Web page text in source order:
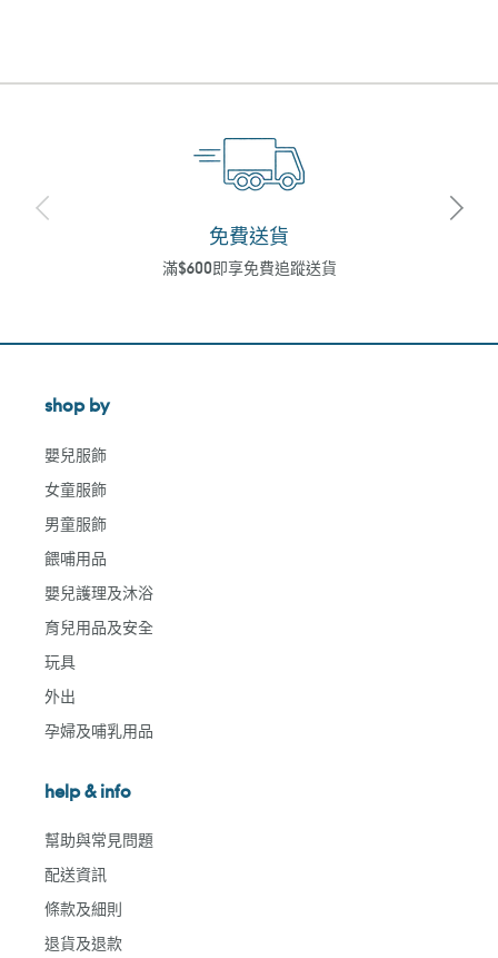
免費送貨
滿$600即享免費追蹤送貨
shop by
嬰兒服飾
女童服飾
男童服飾
餵哺用品
嬰兒護理及沐浴
育兒用品及安全
玩具
外出
孕婦及哺乳用品
help & info
幫助與常見問題
配送資訊
條款及細則
退貨及退款